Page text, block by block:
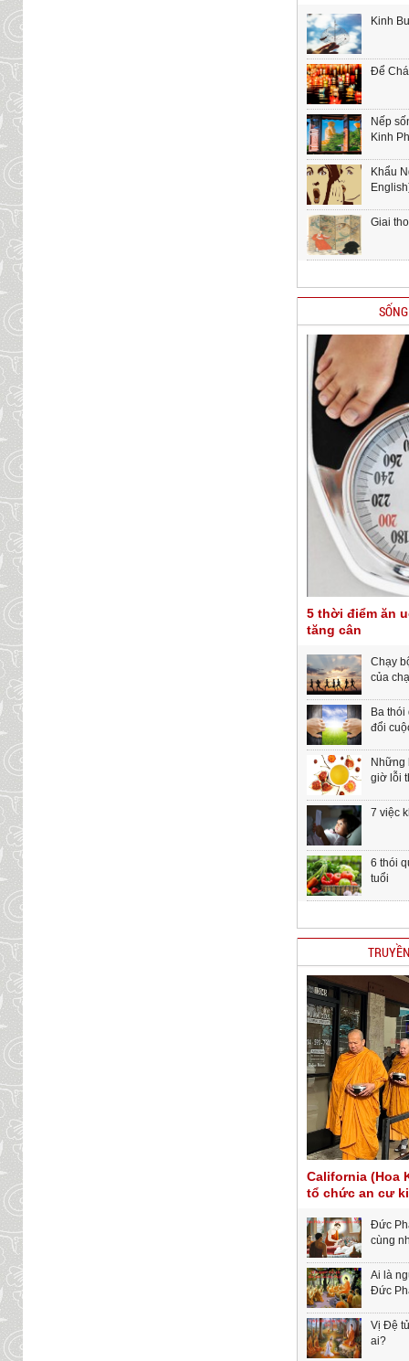
Kinh
Để
Nếp
Kinh
Khẩu
Giai
5 thời điểm ăn
tăng cân
Chạy
của
Ba thói
đổi
Những
giờ lỗi
7 việc
6 thói
tuổi
California (Hoa
tổ chức an cư
Đức
cùng
Ai là
Đức
Vị Đệ
ai?